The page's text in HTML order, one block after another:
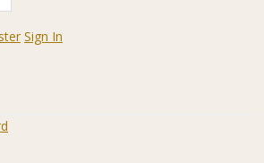
Sign In